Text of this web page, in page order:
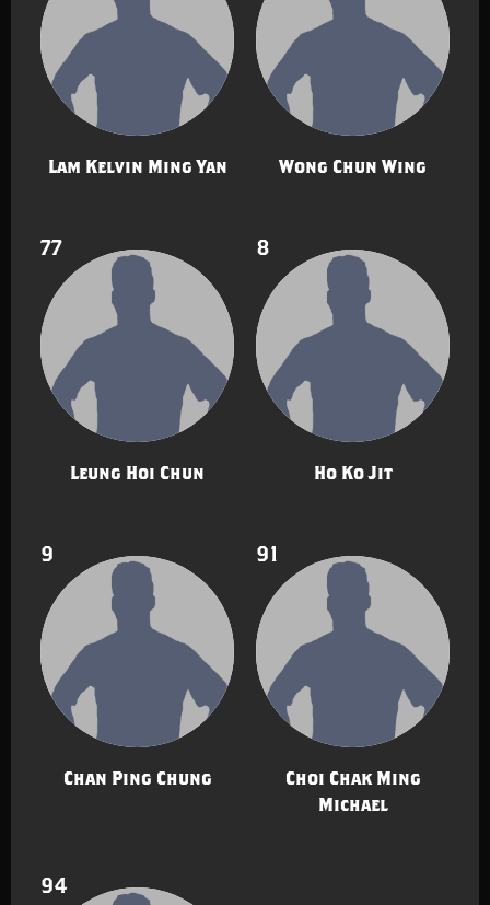
Lam Kelvin Ming Yan Wong Chun Wing
77
Leung Hoi Chun
8
Ho Ko Jit
9
Chan Ping Chung
91
Choi Chak Ming
Michael
94